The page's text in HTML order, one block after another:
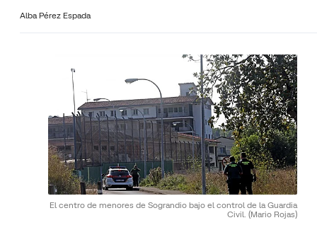
Alba Pérez Espada
El centro de menores de Sograndio bajo el control de la Guardia
Civil. (Mario Rojas)